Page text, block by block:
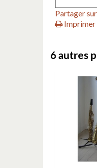
Partager
Imprimer
6 autres